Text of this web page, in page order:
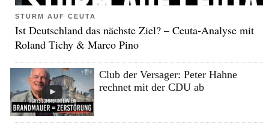
STURM AUF CEUTA
Ist Deutschland das nächste Ziel? – Ceuta-Analyse mit
Roland Tichy & Marco Pino
Club der Versager: Peter Hahne
rechnet mit der CDU ab